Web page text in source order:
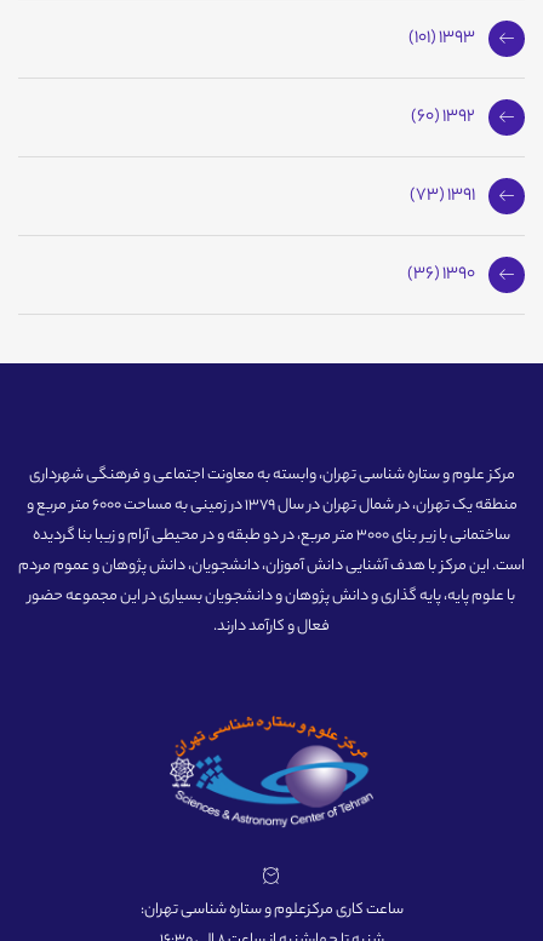
1393 (101)
1392 (60)
1391 (73)
1390 (36)
مرکز علوم و ستاره شناسی تهران، وابسته به معاونت اجتماعی و فرهنگی شهرداری
منطقه یک تهران، در شمال تهران در سال 1379 در زمینی به مساحت 6000 متر مربع و
ساختمانی با زیر بنای 3000 متر مربع، در دو طبقه و در محیطی آرام و زیبا بنا گردیده
است. این مرکز با هدف آشنایی دانش آموزان، دانشجویان، دانش پژوهان و عموم مردم
با علوم پایه، پایه گذاری و دانش پژوهان و دانشجویان بسیاری در این مجموعه حضور
فعال و کارآمد دارند.
ساعت کاری مرکزعلوم و ستاره شناسی تهران: